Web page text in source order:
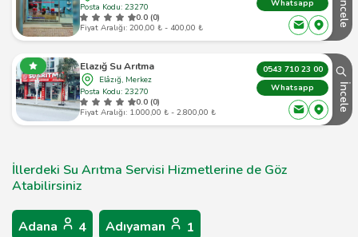
Posta Kodu: 23270
0.0 (0)
Fiyat Aralığı: 200,00 ₺ - 400,00 ₺
Whatsapp
İncele
Elazığ Su Arıtma
Elâzığ, Merkez
Posta Kodu: 23270
0.0 (0)
Fiyat Aralığı: 1.000,00 ₺ - 2.800,00 ₺
0543 710 23 00
Whatsapp
İncele
İllerdeki Su Arıtma Servisi Hizmetlerine de Göz
Atabilirsiniz
Adana 4 Adıyaman 1